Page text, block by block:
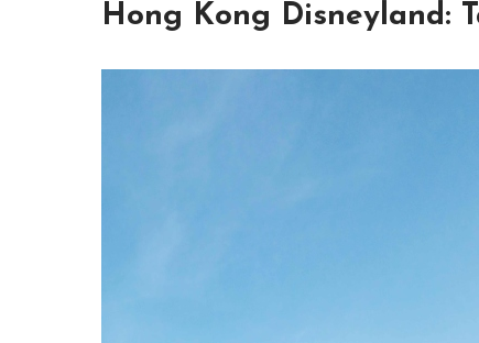
Hong Kong Disneyland: